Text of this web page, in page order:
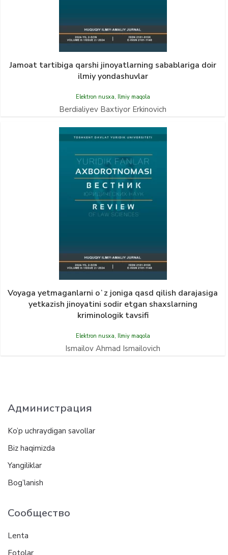
Jamoat tartibiga qarshi jinoyatlarning sabablariga doir
ilmiy yondashuvlar
Elektron nusxa, Ilmiy maqola
Berdialiyev Baxtiyor Erkinovich
Voyaga yetmaganlarni oʻz joniga qasd qilish darajasiga
yetkazish jinoyatini sodir etgan shaxslarning
kriminologik tavsifi
Elektron nusxa, Ilmiy maqola
Ismailov Ahmad Ismailovich
Администрация
Ko’p uchraydigan savollar
Biz haqimizda
Yangiliklar
Bog’lanish
Сообщество
Lenta
Fotolar